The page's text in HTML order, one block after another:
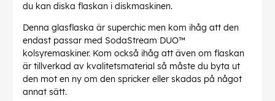
du kan diska flaskan i diskmaskinen.
Denna glasflaska är superchic men kom ihåg att den
endast passar med SodaStream DUO™
kolsyremaskiner. Kom också ihåg att även om flaskan
är tillverkad av kvalitetsmaterial så måste du byta ut
den mot en ny om den spricker eller skadas på något
annat sätt.